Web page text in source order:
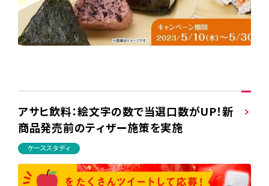
アサヒ飲料：絵文字の数で当選口数がUP！新
商品発売前のティザー施策を実施
ケーススタディ